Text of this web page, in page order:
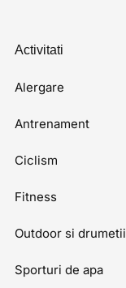
Activitati
Alergare
Antrenament
Ciclism
Fitness
Outdoor si drumetii
Sporturi de apa